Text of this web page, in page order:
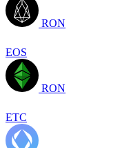
RON
EOS
RON
ETC